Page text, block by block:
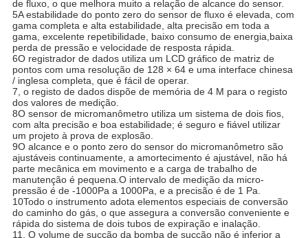
de fluxo, o que melhora muito a relação de alcance do sensor.
5A estabilidade do ponto zero do sensor de fluxo é elevada, com
gama completa e alta estabilidade, alta precisão em toda a
gama, excelente repetibilidade, baixo consumo de energia,baixa
perda de pressão e velocidade de resposta rápida.
6O registrador de dados utiliza um LCD gráfico de matriz de
pontos com uma resolução de 128 × 64 e uma interface chinesa
/ inglesa completa, que é fácil de operar.
7, o registo de dados dispõe de memória de 4 M para o registo
dos valores de medição.
8O sensor de micromanômetro utiliza um sistema de dois fios,
com alta precisão e boa estabilidade; é seguro e fiável utilizar
um projeto à prova de explosão.
9O alcance e o ponto zero do sensor do micromanômetro são
ajustáveis continuamente, a amortecimento é ajustável, não há
parte mecânica em movimento e a carga de trabalho de
manutenção é pequena.O intervalo de medição da micro-
pressão é de -1000Pa a 1000Pa, e a precisão é de 1 Pa.
10Todo o instrumento adota elementos especiais de conversão
do caminho do gás, o que assegura a conversão conveniente e
rápida do sistema de dois tubos de expiração e inalação.
11. O volume de sucção da bomba de sucção não é inferior a